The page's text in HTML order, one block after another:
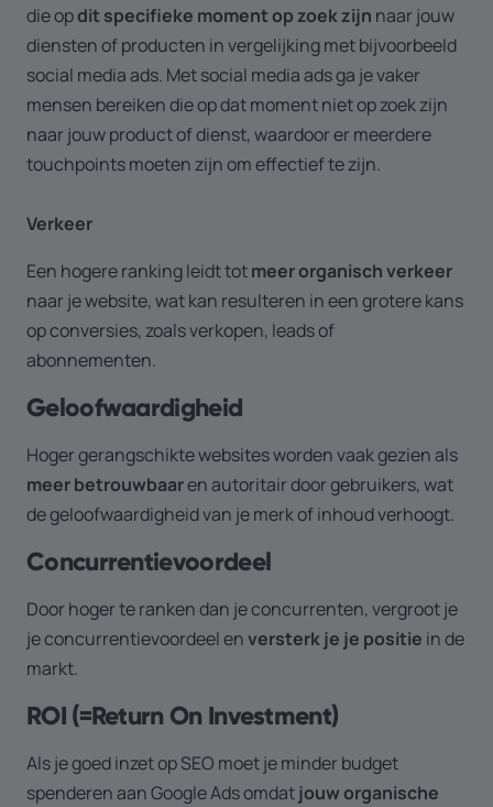
die opdit specifieke moment op zoek zijn naar jouw
diensten of producten in vergelijking met bijvoorbeeld
social media ads. Met social media ads ga je vaker
mensen bereiken die op dat moment niet op zoek zijn
naar jouw product of dienst, waardoor er meerdere
touchpoints moeten zijn om effectief te zijn.
Verkeer
Een hogere ranking leidt totmeer organisch verkeer
naar je website, wat kan resulteren in een grotere kans
op conversies, zoals verkopen, leads of
abonnementen.
Geloofwaardigheid
Hoger gerangschikte websites worden vaak gezien als
meer betrouwbaaren autoritair door gebruikers, wat
de geloofwaardigheid van je merk of inhoud verhoogt.
Concurrentievoordeel
Door hoger te ranken dan je concurrenten, vergroot je
je concurrentievoordeel enversterk je je positie in de
markt.
ROI (=Return On Investment)
Als je goed inzet op SEO moet je minder budget
spenderen aan Google Ads omdatjouw organische